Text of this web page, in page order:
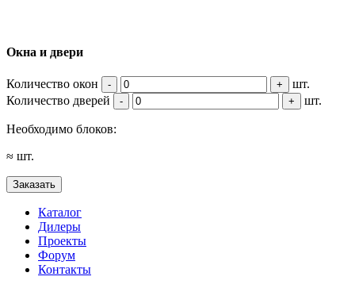
Окна и двери
Количество окон - +
шт.
Количество дверей
- + шт.
Необходимо блоков:
≈ шт.
Заказать
Каталог
Дилеры
Проекты
Форум
Контакты